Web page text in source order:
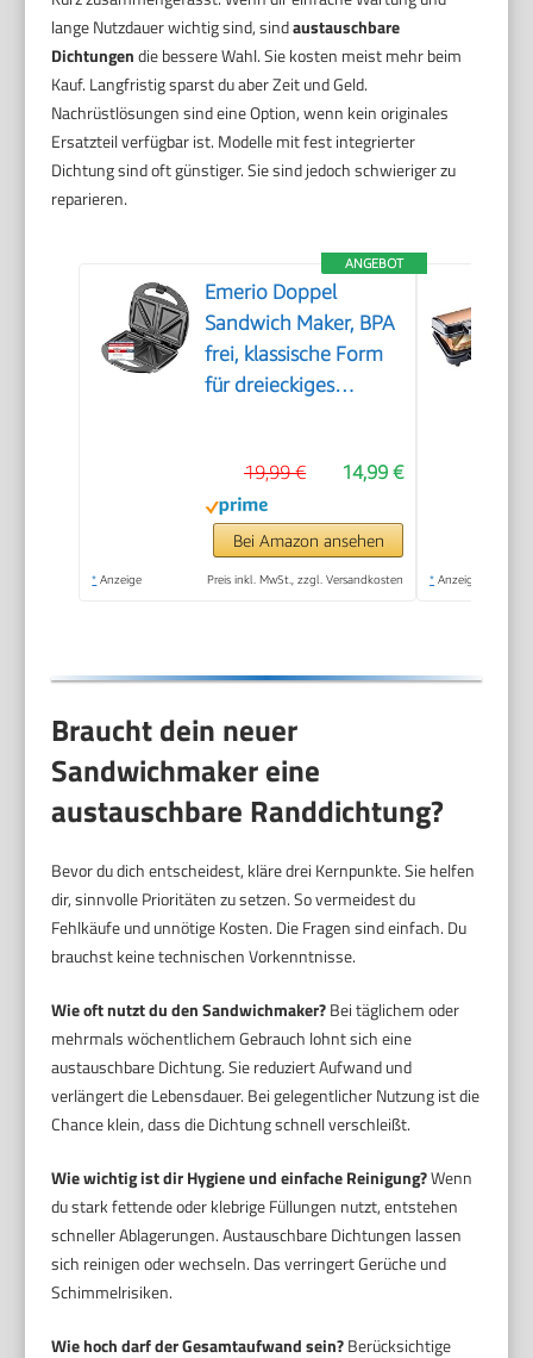
lange Nutzdauer wichtig sind, sindaustauschbare
Dichtungendie bessere Wahl. Sie kosten meist mehr beim
Kauf. Langfristig sparst du aber Zeit und Geld.
Nachrüstlösungen sind eine Option, wenn kein originales
Ersatzteil verfügbar ist. Modelle mit fest integrierter
Dichtung sind oft günstiger. Sie sind jedoch schwieriger zu
reparieren.
ANGEBOT
Emerio Doppel
Sandwich Maker, BPA
frei, klassische Form
für dreieckiges
Antihaftbeschichtung,
heizt schnell auf, 750
Watt, Schwarz
14,99 €
19,99 €
Bei Amazon ansehen
* Anzeige Preis inkl. MwSt., zzgl. Versandkosten * Anzeige
Braucht dein neuer
Sandwichmaker eine
austauschbare Randdichtung?
Bevor du dich entscheidest, kläre drei Kernpunkte. Sie helfen
dir, sinnvolle Prioritäten zu setzen. So vermeidest du
Fehlkäufe und unnötige Kosten. Die Fragen sind einfach. Du
brauchst keine technischen Vorkenntnisse.
Wie oft nutzt du den Sandwichmaker?Bei täglichem oder
mehrmals wöchentlichem Gebrauch lohnt sich eine
austauschbare Dichtung. Sie reduziert Aufwand und
verlängert die Lebensdauer. Bei gelegentlicher Nutzung ist die
Chance klein, dass die Dichtung schnell verschleißt.
Wie wichtig ist dir Hygiene und einfache Reinigung?Wenn
du stark fettende oder klebrige Füllungen nutzt, entstehen
schneller Ablagerungen. Austauschbare Dichtungen lassen
sich reinigen oder wechseln. Das verringert Gerüche und
Schimmelrisiken.
Wie hoch darf der Gesamtaufwand sein?Berücksichtige